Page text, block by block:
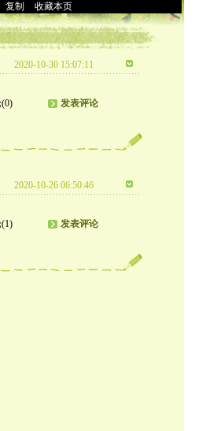
复制 收藏本页
2020-10-30 15:07:11
发表评论
2020-10-26 06:50:46
发表评论